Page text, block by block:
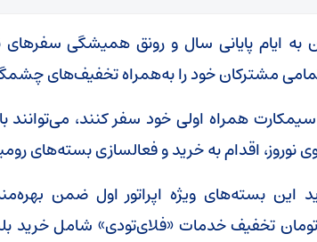
به ایام پایانی سال و رونق همیشگی سفرهای
مشترکان خود را به‌همراه تخفیف‌های
این بسته‌های ویژه اپراتور اول ضمن
از ۳۰۰ هزار تومان تخفیف خدمات «فلای‌تودی» شامل